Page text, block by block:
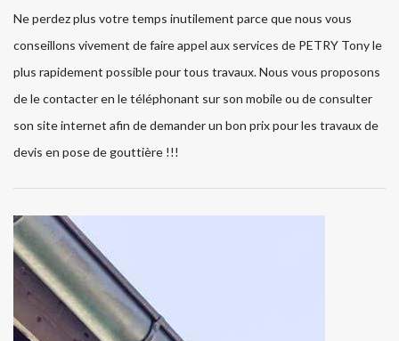
Ne perdez plus votre temps inutilement parce que nous vous
conseillons vivement de faire appel aux services de PETRY Tony le
plus rapidement possible pour tous travaux. Nous vous proposons
de le contacter en le téléphonant sur son mobile ou de consulter
son site internet afin de demander un bon prix pour les travaux de
devis en pose de gouttière !!!